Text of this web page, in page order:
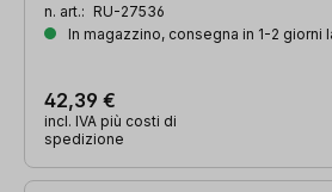
n. art.: RU-27536
In magazzino, consegna in 1-2 giorni
42,39 €
incl. IVA più costi di
spedizione